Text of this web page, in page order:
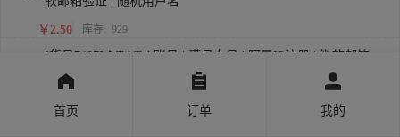
￥2.50 库存: 929
[货号7487]🎵TikTok账号 | 满月白号 | 阿曼IP注册 | 微软邮箱
验证 | 随机用户名
￥2.50
首页 订单 我的